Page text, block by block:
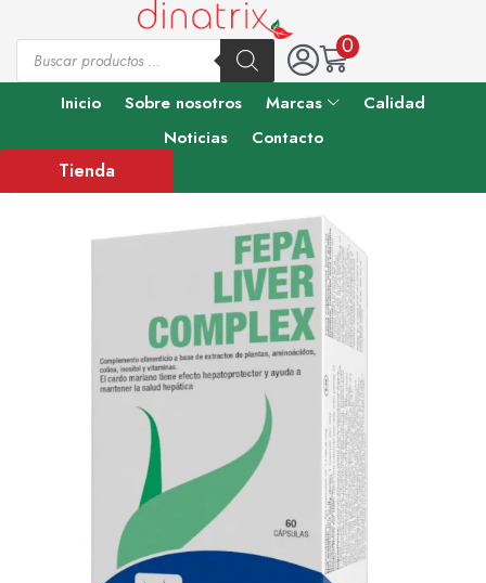
0
Inicio Sobre nosotros Marcas
Calidad
Noticias
Contacto
Tienda